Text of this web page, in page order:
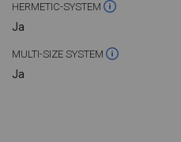
HERMETIC-SYSTEM
Ja
MULTI-SIZE SYSTEM
Ja